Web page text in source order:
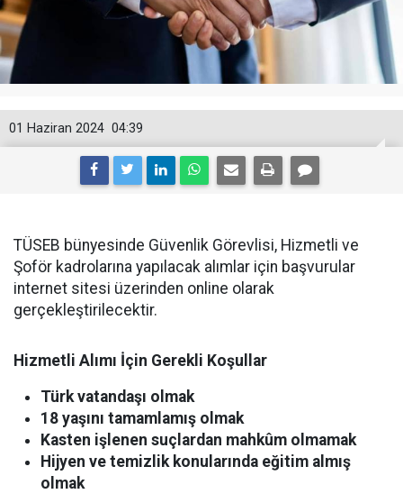
04:39
01 Haziran 2024
TÜSEB bünyesinde Güvenlik Görevlisi, Hizmetli ve
Şoför kadrolarına yapılacak alımlar için başvurular
internet sitesi üzerinden online olarak
gerçekleştirilecektir.
Hizmetli Alımı İçin Gerekli Koşullar
Türk vatandaşı olmak
18 yaşını tamamlamış olmak
Kasten işlenen suçlardan mahkûm olmamak
Hijyen ve temizlik konularında eğitim almış
olmak